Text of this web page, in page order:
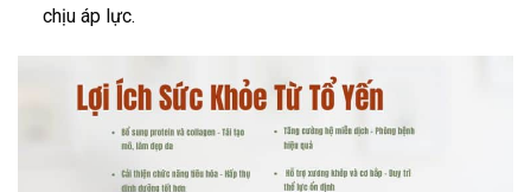
chịu áp lực.